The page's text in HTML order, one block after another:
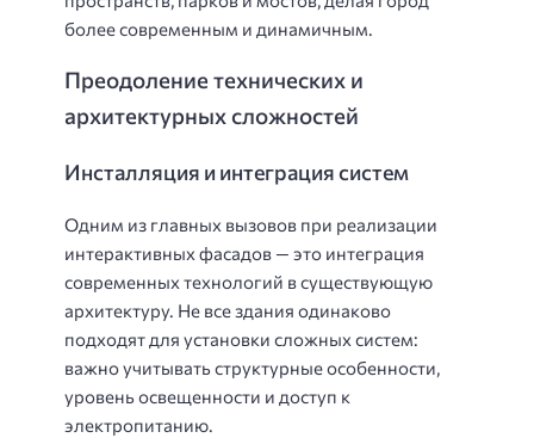
более современным и динамичным.
Преодоление технических и
архитектурных сложностей
Инсталляция и интеграция систем
Одним из главных вызовов при реализации
интерактивных фасадов — это интеграция
современных технологий в существующую
архитектуру. Не все здания одинаково
подходят для установки сложных систем:
важно учитывать структурные особенности,
уровень освещенности и доступ к
электропитанию.